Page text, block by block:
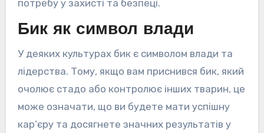
потребу у захисті та безпеці.
Бик як символ влади
У деяких культурах бик є символом влади та
лідерства. Тому, якщо вам приснився бик, який
очолює стадо або контролює інших тварин, це
може означати, що ви будете мати успішну
кар’єру та досягнете значних результатів у